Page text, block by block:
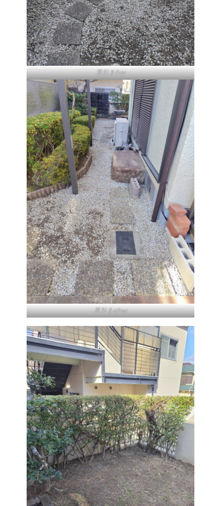
草引きfter
草引きafter